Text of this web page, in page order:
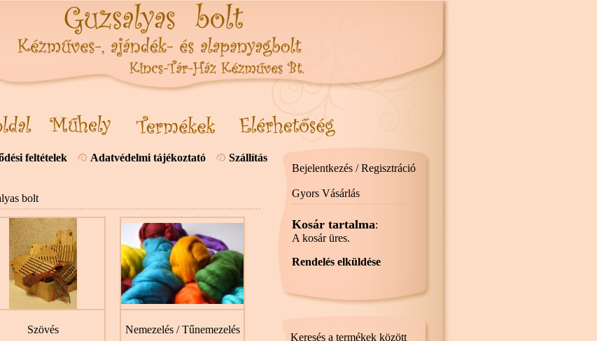
feltételek Adatvédelmi tájékoztató Szállítás
bolt
Szövés Nemezelés / Tűnemezelés
Bejelentkezés / Regisztráció
Gyors Vásárlás
Kosár tartalma:
A kosár üres.
Rendelés elküldése
Keresés a termékek között